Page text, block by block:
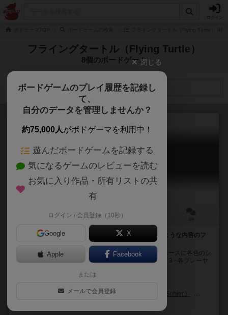
フライングタートル（Flying Turtle）
8個のボードゲーム
検索メニュー
シャーク
Shark
90分前後
株ゲーム アクワイアをベースにダイスで簡単にしたような内容のフ
ルール 【セッティング】 1 –1000未満の4色の株価スペースに各色のシ
リンダーを１つずつ配置 2 –スタートプレーヤーを選択 3 –各プレーヤ
A.レフォート（A. Lefort）
J.C.ソヒア（J. C. Sohier）
フライング・タートル
閉じる
ボードゲームのプレイ履歴を記録し
て、
自分のデータを管理しませんか？
約75,000人がボドゲーマを利用中！
遊んだボードゲームを記録する
気になるゲームのレビューを読む
お気に入り作品・所有リストの共
有
ログイン / 会員登録（10秒）
Google X
Apple Facebook
または
メールで会員登録